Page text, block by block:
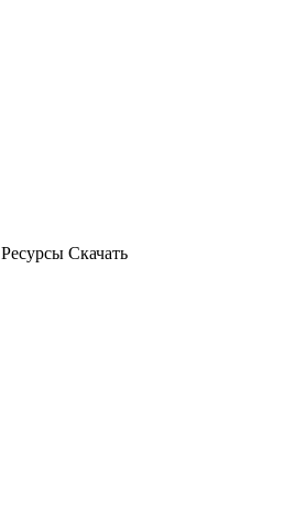
Ресурсы Скачать